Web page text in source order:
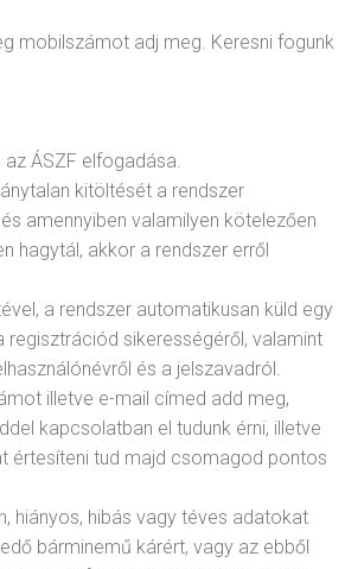
mobilszámot adj meg. Keresni fogunk
ÁSZF elfogadása.
kitöltését a rendszer
amennyiben valamilyen kötelezően
hagytál, akkor a rendszer erről
a rendszer automatikusan küld egy
regisztrációd sikerességéről, valamint
és a jelszavadról.
illetve e-mail címed add meg,
kapcsolatban el tudunk érni, illetve
értesíteni tud majd csomagod pontos
hiányos, hibás vagy téves adatokat
bárminemű kárért, vagy az ebből